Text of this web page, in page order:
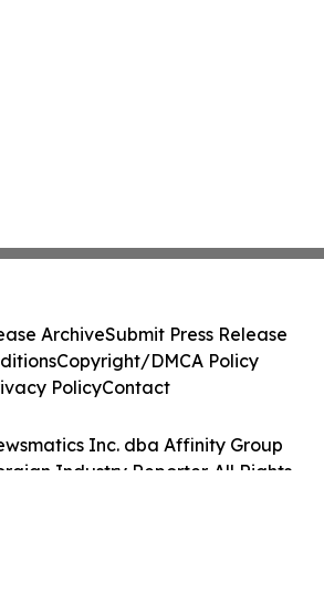
Inc. dba Affinity Group
Industry Reporter. All Rights
ArchiveSubmit Press Release
Copyright/DMCA Policy
PolicyContact